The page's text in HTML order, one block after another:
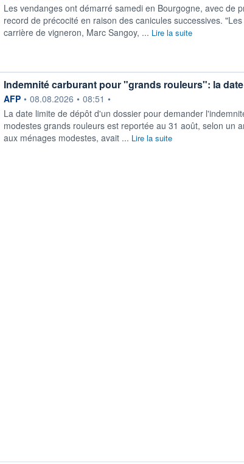
Les vendanges ont démarré samedi en Bourgogne, avec de
record de précocité en raison des canicules successives.
carrière de vigneron, Marc Sangoy, ... Lire la suite
Indemnité carburant pour "grands rouleurs": la
information fournie par
AFP • 08.08.2026 • 08:51 •
La date limite de dépôt d'un dossier pour demander
modestes grands rouleurs est reportée au 31 août, selon un
aux ménages modestes, avait ... Lire la suite